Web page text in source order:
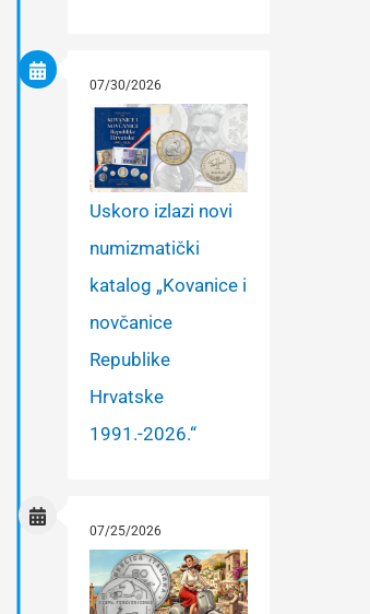
07/30/2026
Uskoro izlazi novi
numizmatički
katalog „Kovanice i
novčanice
Republike
Hrvatske
1991.-2026.“
07/25/2026